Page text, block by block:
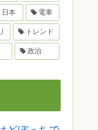
日本 電車
トレンド
政治